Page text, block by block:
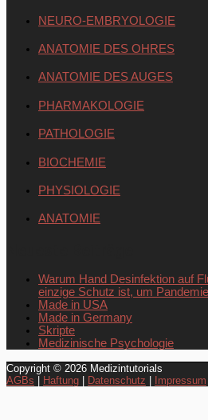
NEURO-EMBRYOLOGIE
ANATOMIE DES OHRES
ANATOMIE DES AUGES
PHARMAKOLOGIE
PATHOLOGIE
BIOCHEMIE
PHYSIOLOGIE
ANATOMIE
Warum Hand Desinfektion auf
einzige Schutz ist, um
Made in USA
Made in Germany
Skripte
Medizinische Psychologie
Copyright © 2026 Medizintutorials
AGBs
Haftung Datenschutz Impressum